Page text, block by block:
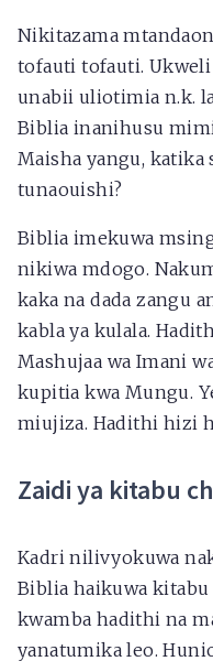
Nikitazama
tofauti tofauti.
unabii uliotimia n.k.
Biblia inanihusu
Maisha yangu,
tunaouishi?
Biblia imekuwa
nikiwa mdogo.
kaka na dada zangu
kabla ya kulala.
Mashujaa wa Imani
kupitia kwa Mungu.
miujiza. Hadithi hizi
Zaidi ya kitabu
Kadri nilivyokuwa
Biblia haikuwa
kwamba hadithi na
yanatumika leo.